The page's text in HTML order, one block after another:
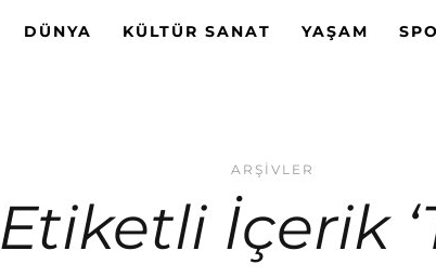
DÜNYA KÜLTÜR SANAT YAŞAM
ARŞIVLER
Etiketli İçerik